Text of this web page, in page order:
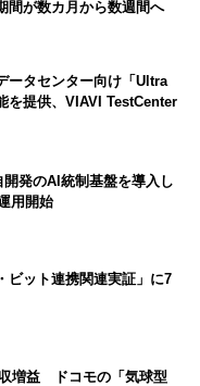
間が数カ月から数週間へ
ータセンター向け「Ultra
を提供、VIAVI TestCenter
開発のAI統制基盤を導入し
用開始
ビット連携関連実証」に7
増益 ドコモの「気球型